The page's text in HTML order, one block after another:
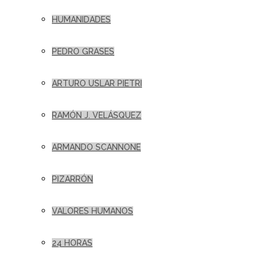
HUMANIDADES
PEDRO GRASES
ARTURO USLAR PIETRI
RAMÓN J. VELÁSQUEZ
ARMANDO SCANNONE
PIZARRÓN
VALORES HUMANOS
24 HORAS